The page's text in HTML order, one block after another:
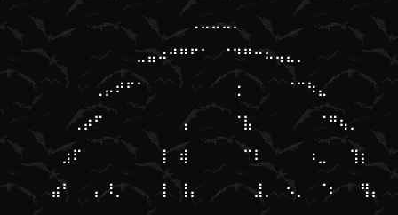
⠀⠀⠀⠀⠀⠀⠀⠀⠀⠀⠀⠀⠀⠀⠀⠀⠀⢀⣀⣀⣀⡀⠀⠀⠀⠀⠀⠀⠀⠀⠀⠀⠀⠀⠀
⠀⠀⠀⠀⠀⠀⠀⠀⠀
⠀⠀⠀⠀⠀⠀⠀⠀⠀⠀⠀⠀⣀⣤⠴⠚⠛⠋⠁⠀⠈⠙⠛⠒⠦⢤⣄⡀⠀⠀⠀⠀⠀⠀⠀
⠀⠀⠀⠀⠀⠀⠀⠀⠀
⠀⠀⠀⠀⠀⠀⠀⠀⢀⡤⠞⠋⠁⠀⠀⠀⠀⠀⠀⠀⠀⢐⠀⠀⠀⠀⠈⠉⠳⣄⠀⠀⠀⠀⠀
⠀⠀⠀⠀⠀⠀⠀⠀⠀
⠀⠀⠀⠀⠀⠀⢀⡴⠋⠀⠀⠀⠀⠀⠀⠀⢠⠀⠀⠀⠀⠈⣧⠀⠀⠀⠀⠀⠀⠈⠛⢦⡀⠀⠀
⠀⠀⠀⠀⠀⠀⠀⠀⠀
⠀⠀⠀⠀⠀⣰⠏⠀⠀⠀⠀⠀⠀⠀⢸⠀⢾⠀⠀⠀⠀⠀⠉⠇⠀⠀⠀⠀⠰⣀⠀⠀⢹⡆⠀
⠀⠀⠀⠀⠀⠀⠀⠀⠀
⠀⠀⠀⠀⣴⠃⠀⠀⡄⠸⡀⠀⠀⠀⢸⠀⢸⡄⠀⠀⠀⠀⠀⣸⡀⠀⠢⡀⠀⠈⠆⠀⠀⢻⡄